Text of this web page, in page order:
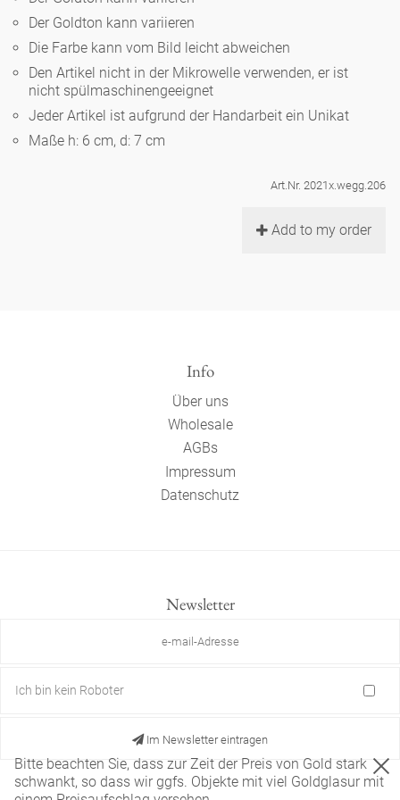
Porzellan
Ozean
Humor
klassische Musiker
zeitgenössische Musiker
Kleine Kaffeetasse 'Glam'
Runde Teller - weiß
Ovale Teller - weiß
Runde Teller 'de Luxe'
Noël
Teekanne
Vasen 'de Luxe'
Vasen
Fressnapf
Goldener Käfig
Korb 'de Luxe'
Schalen 'de Luxe'
Hände und Füße
Bad
Schnickschnack
Unpraktisch
Spielen
Dies & Das
Figuren
Der Goldton kann variieren
Die Farbe kann vom Bild leicht abweichen
Den Artikel nicht in der Mikrowelle verwenden, er ist
nicht spülmaschinengeeignet
Jeder Artikel ist aufgrund der Handarbeit ein Unikat
Maße h: 6 cm, d: 7 cm
Art.Nr. 2021x.wegg.206
Add to my order
Info
Über uns
Wholesale
AGBs
Impressum
Datenschutz
Newsletter
Ich bin kein Roboter
Im Newsletter eintragen
Bitte beachten Sie, dass zur Zeit der Preis von Gold stark
schwankt, so dass wir ggfs. Objekte mit viel Goldglasur mit